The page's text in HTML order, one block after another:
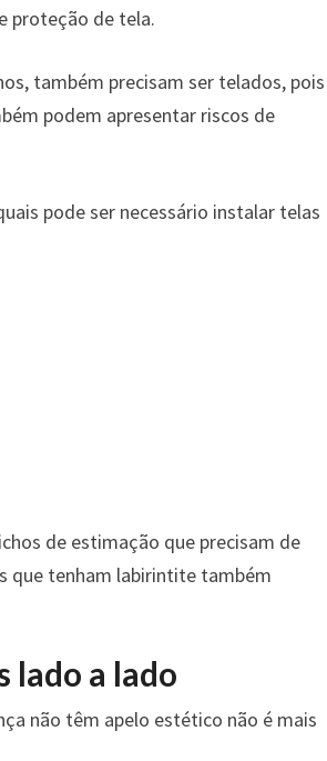
proteção de tela.
também precisam ser telados, pois
podem apresentar riscos de
pode ser necessário instalar telas
de estimação que precisam de
que tenham labirintite também
lado a lado
não têm apelo estético não é mais